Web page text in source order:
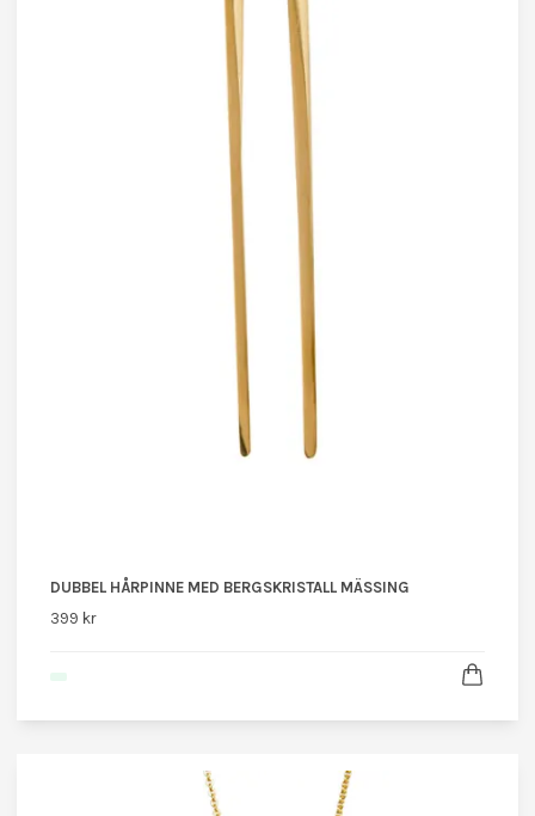
DUBBEL HÅRPINNE MED BERGSKRISTALL MÄSSING
399 kr